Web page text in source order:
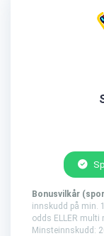
Bonusvilkår
innskudd på min.
odds ELLER multi
Minsteinnskudd: